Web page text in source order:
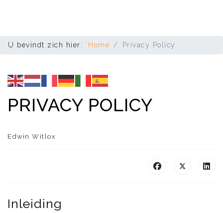
U bevindt zich hier: Home Privacy Policy
PRIVACY POLICY
Edwin Witlox
Inleiding